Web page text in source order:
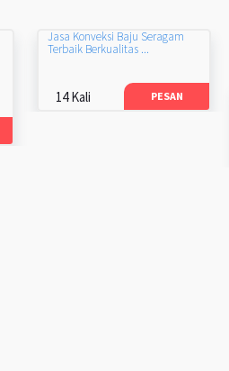
Jasa Konveksi Baju Seragam
Terbaik Berkualitas ...
14 Kali PESAN